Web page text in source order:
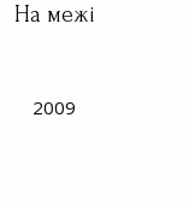
На межі
2009